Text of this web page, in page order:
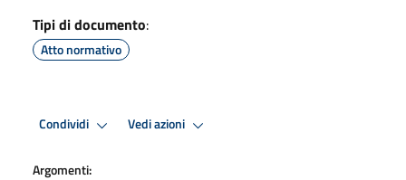
Tipi di documento:
Atto normativo
Condividi Vedi azioni
Argomenti: